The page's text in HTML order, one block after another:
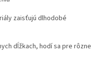
zaisťujú dlhodobé
dĺžkach, hodí sa pre rôzne